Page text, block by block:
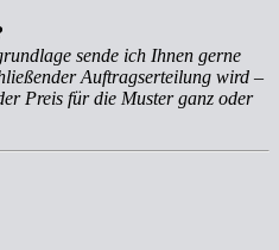
sende ich Ihnen gerne
Auftragserteilung wird –
Preis für die Muster ganz oder